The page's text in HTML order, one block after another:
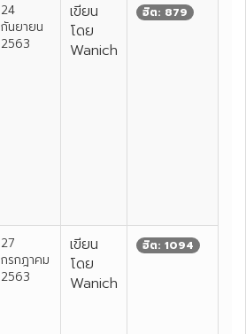
24
กันยายน
2563
เขียน
โดย
Wanich
ฮิต: 879
27
กรกฎาคม
2563
เขียน
โดย
Wanich
ฮิต: 1094